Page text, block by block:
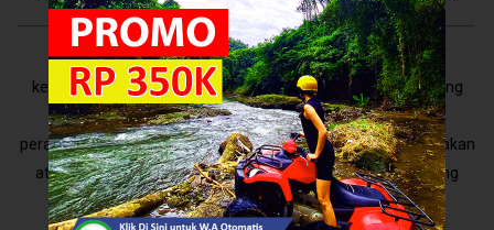
Pura Uluwatu merupakan tempat yang disucikan
keberadaannya oleh Umat Hindu di Bali. Sebagai pengunjung
tentu sudah kewajiban kita untuk menghormati semua
peraturan dan larangan yang berlaku disana. Berikut merupakan
aturan-aturan yang wajib anda ketahui sebelum berkunjung
atau masuk ke area Pura Ulu ..